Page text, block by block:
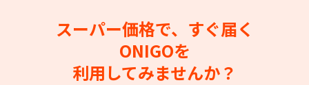
スーパー価格で、すぐ届く
ONIGOを
利用してみませんか？